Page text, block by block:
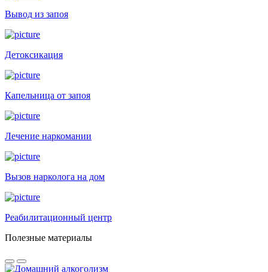
Вывод из запоя
Детоксикация
Капельница от запоя
Лечение наркомании
Вызов нарколога на дом
Реабилитационный центр
Полезные материалы